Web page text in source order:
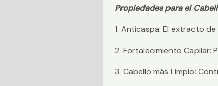
Propiedades para el
1. Anticaspa: El extracto
2. Fortalecimiento Capilar:
3. Cabello más Limpio: